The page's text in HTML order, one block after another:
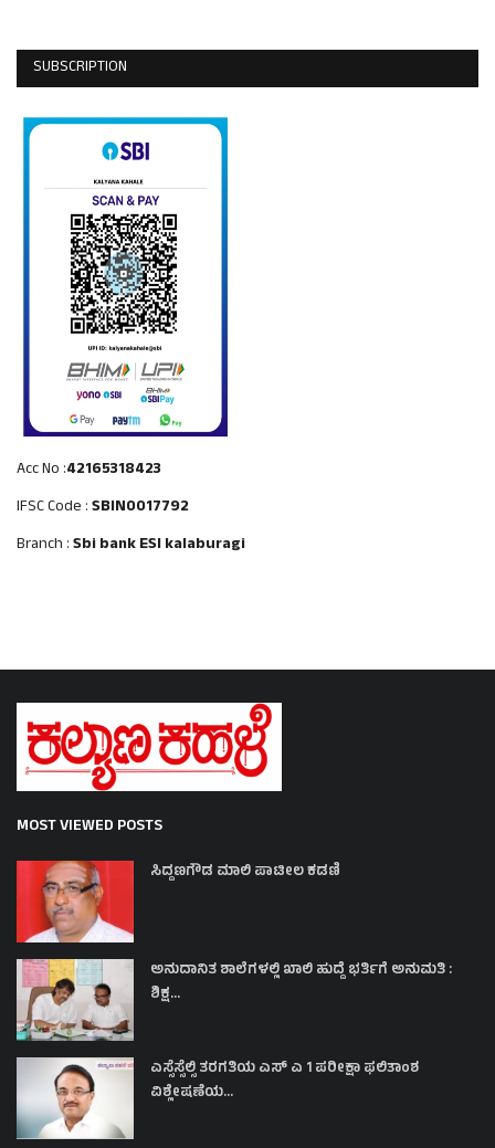
SUBSCRIPTION
Acc No :42165318423
IFSC Code :SBIN0017792
Branch :Sbi bank ESI kalaburagi
MOST VIEWED POSTS
ಸಿದ್ದಣಗೌಡ ಮಾಲಿ ಪಾಟೀಲ ಕಡಣಿ
ಅನುದಾನಿತ ಶಾಲೆಗಳಲ್ಲಿ ಖಾಲಿ ಹುದ್ದೆ ಭರ್ತಿಗೆ ಅನುಮತಿ :
ಶಿಕ್ಷ...
ಎಸ್ಸೆಸ್ಸೆಲ್ಸಿ ತರಗತಿಯ ಎಸ್ ಎ 1 ಪರೀಕ್ಷಾ ಫಲಿತಾಂಶ
ವಿಶ್ಲೇಷಣೆಯ...